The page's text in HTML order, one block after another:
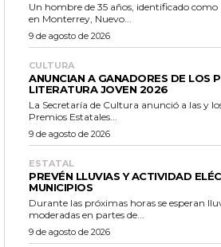
Un hombre de 35 años, identificado como
en Monterrey, Nuevo...
9 de agosto de 2026
CULTURA
ANUNCIAN A GANADORES DE LOS
LITERATURA JOVEN 2026
La Secretaría de Cultura anunció a las y
Premios Estatales...
9 de agosto de 2026
ESTATAL
PREVÉN LLUVIAS Y ACTIVIDAD
MUNICIPIOS
Durante las próximas horas se esperan
moderadas en partes de...
9 de agosto de 2026